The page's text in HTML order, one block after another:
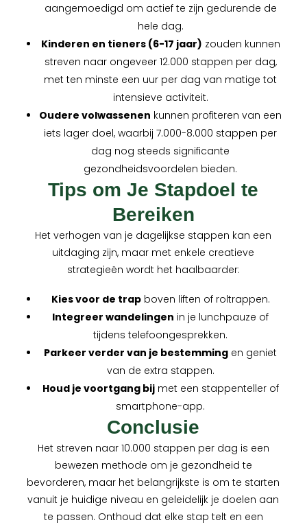
aangemoedigd om actief te zijn gedurende de
hele dag.
Kinderen en tieners (6-17 jaar) zouden kunnen
streven naar ongeveer 12.000 stappen per dag,
met ten minste een uur per dag van matige tot
intensieve activiteit.
Oudere volwassenen kunnen profiteren van een
iets lager doel, waarbij 7.000-8.000 stappen per
dag nog steeds significante
gezondheidsvoordelen bieden.
Tips om Je Stapdoel te
Bereiken
Het verhogen van je dagelijkse stappen kan een
uitdaging zijn, maar met enkele creatieve
strategieën wordt het haalbaarder:
Kies voor de trapboven liften of roltrappen.
Integreer wandelingen in je lunchpauze of
tijdens telefoongesprekken.
Parkeer verder van je bestemming en geniet
van de extra stappen.
Houd je voortgang bijmet een stappenteller of
smartphone-app.
Conclusie
Het streven naar 10.000 stappen per dag is een
bewezen methode om je gezondheid te
bevorderen, maar het belangrijkste is om te starten
vanuit je huidige niveau en geleidelijk je doelen aan
te passen. Onthoud dat elke stap telt en een